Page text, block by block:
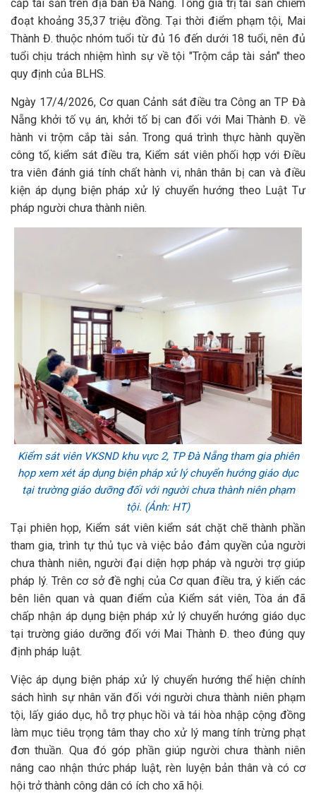
cắp tài sản trên địa bàn Đà Nẵng. Tổng giá trị tài sản chiếm
đoạt khoảng 35,37 triệu đồng. Tại thời điểm phạm tội, Mai
Thành Đ. thuộc nhóm tuổi từ đủ 16 đến dưới 18 tuổi, nên đủ
tuổi chịu trách nhiệm hình sự về tội "Trộm cắp tài sản" theo
quy định của BLHS.
Ngày 17/4/2026, Cơ quan Cảnh sát điều tra Công an TP Đà
Nẵng khởi tố vụ án, khởi tố bị can đối với Mai Thành Đ. về
hành vi trộm cắp tài sản. Trong quá trình thực hành quyền
công tố, kiểm sát điều tra, Kiểm sát viên phối hợp với Điều
tra viên đánh giá tính chất hành vi, nhân thân bị can và điều
kiện áp dụng biện pháp xử lý chuyển hướng theo Luật Tư
pháp người chưa thành niên.
Kiểm sát viên VKSND khu vực 2, TP Đà Nẵng tham gia phiên
họp xem xét áp dụng biện pháp xử lý chuyển hướng giáo dục
tại trường giáo dưỡng đối với người chưa thành niên phạm
tội. (Ảnh: HT)
Tại phiên họp, Kiểm sát viên kiểm sát chặt chẽ thành phần
tham gia, trình tự thủ tục và việc bảo đảm quyền của người
chưa thành niên, người đại diện hợp pháp và người trợ giúp
pháp lý. Trên cơ sở đề nghị của Cơ quan điều tra, ý kiến các
bên liên quan và quan điểm của Kiểm sát viên, Tòa án đã
chấp nhận áp dụng biện pháp xử lý chuyển hướng giáo dục
tại trường giáo dưỡng đối với Mai Thành Đ. theo đúng quy
định pháp luật.
Việc áp dụng biện pháp xử lý chuyển hướng thể hiện chính
sách hình sự nhân văn đối với người chưa thành niên phạm
tội, lấy giáo dục, hỗ trợ phục hồi và tái hòa nhập cộng đồng
làm mục tiêu trọng tâm thay cho xử lý mang tính trừng phạt
đơn thuần. Qua đó góp phần giúp người chưa thành niên
nâng cao nhận thức pháp luật, rèn luyện bản thân và có cơ
hội trở thành công dân có ích cho xã hội.